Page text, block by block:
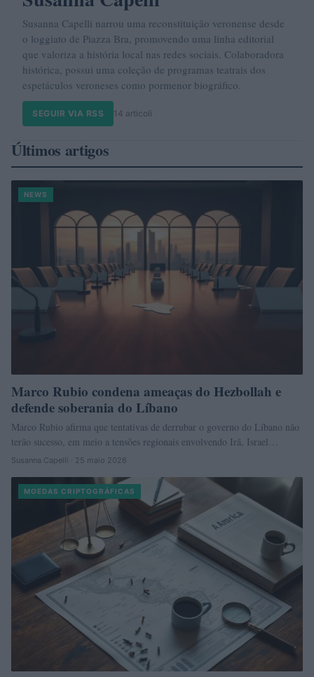
Susanna Capelli narrou uma reconstituição veronense desde
o loggiato de Piazza Bra, promovendo uma linha editorial
que valoriza a história local nas redes sociais. Colaboradora
histórica, possui uma coleção de programas teatrais dos
espetáculos veroneses como pormenor biográfico.
SEGUIR VIA RSS 14 articoli
Últimos artigos
NEWS
Marco Rubio condena ameaças do Hezbollah e
defende soberania do Líbano
Marco Rubio afirma que tentativas de derrubar o governo do Líbano não
terão sucesso, em meio a tensões regionais envolvendo Irã, Israel…
Susanna Capelli · 25 maio 2026
MOEDAS CRIPTOGRÁFICAS